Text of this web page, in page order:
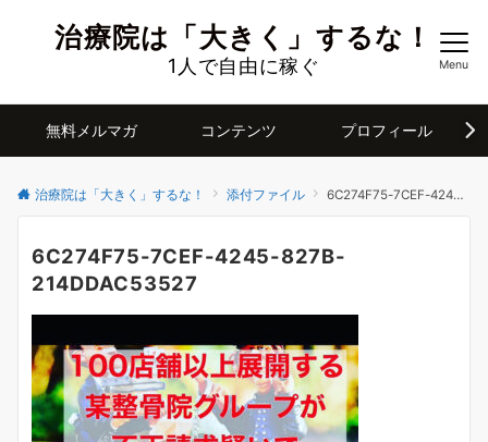
治療院は「大きく」するな！
1人で自由に稼ぐ Menu
無料メルマガ コンテンツ プロフィール
治療院は「大きく」するな！ 添付ファイル 6C274F75-7CEF-4245-827B-214DDAC53527
6C274F75-7CEF-4245-827B-
214DDAC53527